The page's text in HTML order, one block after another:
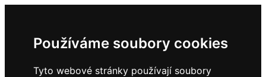
Používáme soubory cookies
Tyto webové stránky používají soubory